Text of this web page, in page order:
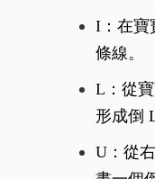
I：在寶
條線。
L：從
形成倒 L
U：從